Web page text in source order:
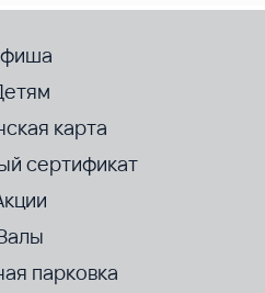
карта
сертификат
парковка